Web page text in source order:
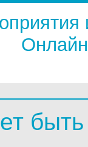
Онлайн
быть